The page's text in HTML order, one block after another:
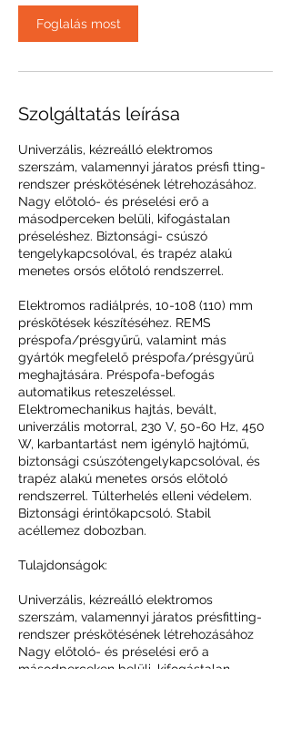
9
p
e
Foglalás most
Szolgáltatás leírása
Univerzális, kézreálló elektromos
szerszám, valamennyi járatos présfi tting-
rendszer préskötésének létrehozásához.
Nagy előtoló- és préselési erő a
másodperceken belüli, kifogástalan
préseléshez. Biztonsági- csúszó
tengelykapcsolóval, és trapéz alakú
menetes orsós előtoló rendszerrel.
Elektromos radiálprés, 10-108 (110) mm
préskötések készítéséhez. REMS
préspofa/présgyűrű, valamint más
gyártók megfelelő préspofa/présgyűrű
meghajtására. Préspofa-befogás
automatikus reteszeléssel.
Elektromechanikus hajtás, bevált,
univerzális motorral, 230 V, 50-60 Hz, 450
W, karbantartást nem igénylő hajtómű,
biztonsági csúszótengelykapcsolóval, és
trapéz alakú menetes orsós előtoló
rendszerrel. Túlterhelés elleni védelem.
Biztonsági érintőkapcsoló. Stabil
acéllemez dobozban.
Tulajdonságok:
Univerzális, kézreálló elektromos
szerszám, valamennyi járatos présfitting-
rendszer préskötésének létrehozásához
Nagy előtoló- és préselési erő a
másodperceken belüli, kifogástalan